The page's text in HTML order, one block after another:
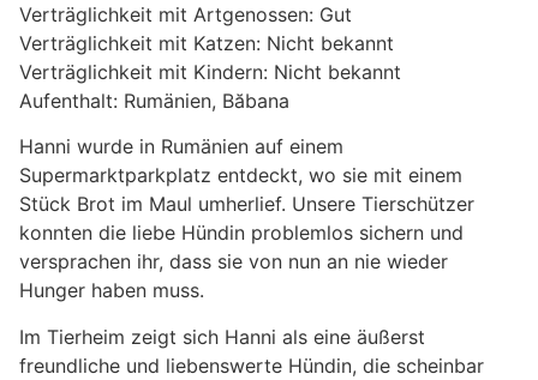
Verträglichkeit mit Artgenossen: Gut
Verträglichkeit mit Katzen: Nicht bekannt
Verträglichkeit mit Kindern: Nicht bekannt
Aufenthalt: Rumänien, Băbana
Hanni wurde in Rumänien auf einem
Supermarktparkplatz entdeckt, wo sie mit einem
Stück Brot im Maul umherlief. Unsere Tierschützer
konnten die liebe Hündin problemlos sichern und
versprachen ihr, dass sie von nun an nie wieder
Hunger haben muss.
Im Tierheim zeigt sich Hanni als eine äußerst
freundliche und liebenswerte Hündin, die scheinbar